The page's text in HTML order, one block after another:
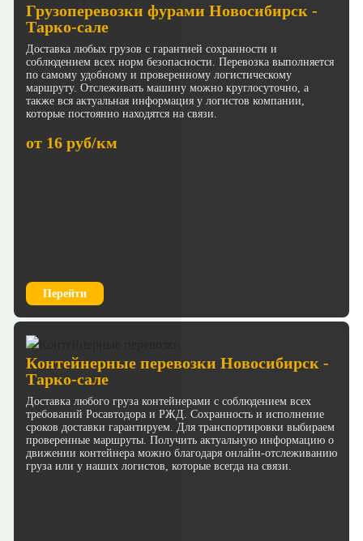
Грузоперевозки фурами Новосибирск -
Тарко-сале
Доставка любых грузов с гарантией сохранности и
соблюдением всех норм безопасности. Перевозка выполняется
по самому удобному и проверенному логистическому
маршруту. Отслеживать машину можно круглосуточно, а
также вся актуальная информация у логистов компании,
которые постоянно находятся на связи.
от 16 руб/км
Перейти
Контейнерные перевозки Новосибирск -
Тарко-сале
Доставка любого груза контейнерами с соблюдением всех
требований Росавтодора и РЖД. Сохранность и исполнение
сроков доставки гарантируем. Для транспортировки выбираем
проверенные маршруты. Получить актуальную информацию о
движении контейнера можно благодаря онлайн-отслеживанию
груза или у наших логистов, которые всегда на связи.